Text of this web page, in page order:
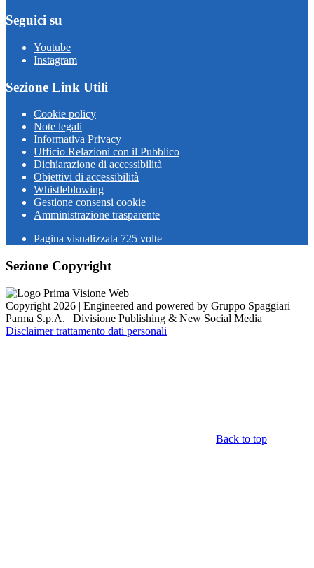
Seguici su
Youtube
Instagram
Sezione Link Utili
Cookie policy
Note legali
Informativa Privacy
Ufficio Relazioni con il Pubblico
Dichiarazione di accessibilità
Obiettivi di accessibilità
Whistleblowing
Gestione consensi cookie
Amministrazione trasparente
Pagina visualizzata 725 volte
Sezione Copyright
Copyright 2026 | Engineered and powered by Gruppo Spaggiari
Parma S.p.A. | Divisione Publishing & New Social Media
Disclaimer trattamento dati personali
Back to top